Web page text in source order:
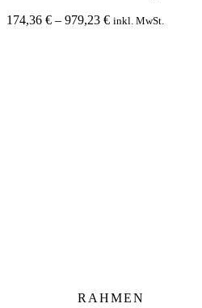
174,36 € – 979,23 €Preisspanne:
inkl. MwSt.
RAHMEN